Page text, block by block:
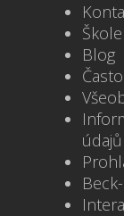
Blog
údajů